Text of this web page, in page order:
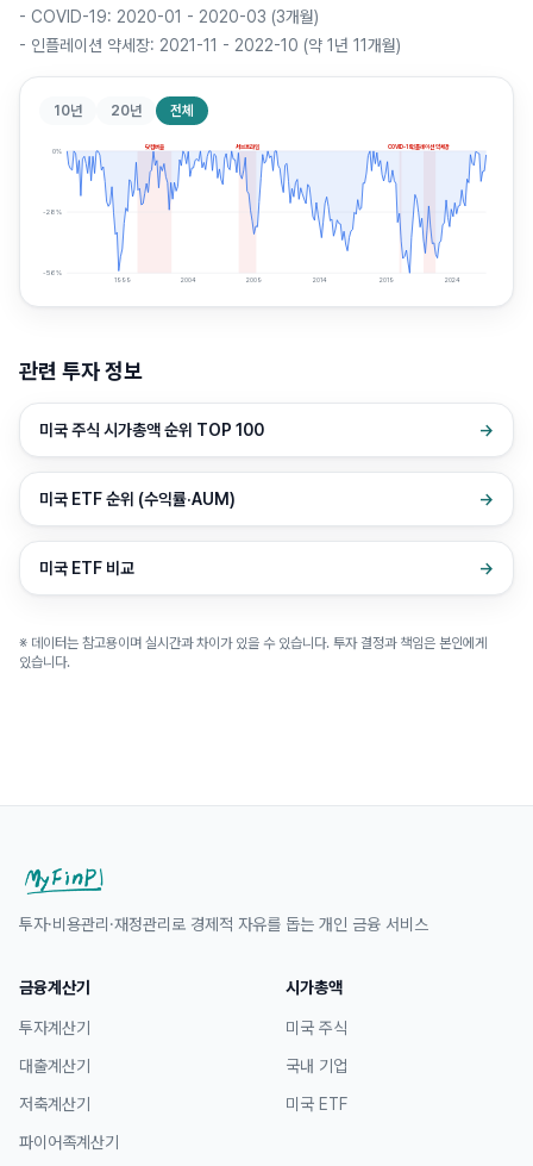
- COVID-19: 2020-01 - 2020-03 (3개월)
- 인플레이션 약세장: 2021-11 - 2022-10 (약 1년 11개월)
10년 20년 전체
닷컴버블 서브프라임 COVID-19인플레이션 약세장
0%
-28%
-56%
1999 2004 2009 2014 2019 2024
관련 투자 정보
미국 주식 시가총액 순위 TOP 100 →
미국 ETF 순위 (수익률·AUM) →
미국 ETF 비교 →
※ 데이터는 참고용이며 실시간과 차이가 있을 수 있습니다. 투자 결정과 책임은 본인에게
있습니다.
투자·비용관리·재정관리로 경제적 자유를 돕는 개인 금융 서비스
금융계산기
투자계산기
대출계산기
저축계산기
파이어족계산기
시가총액
미국 주식
국내 기업
미국 ETF